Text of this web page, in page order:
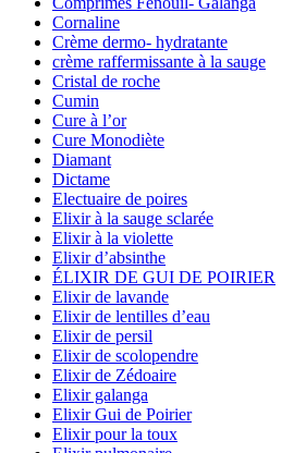
Cornaline
Crème dermo- hydratante
crème raffermissante à la sauge
Cristal de roche
Cumin
Cure à l’or
Cure Monodiète
Diamant
Dictame
Electuaire de poires
Elixir à la sauge sclarée
Elixir à la violette
Elixir d’absinthe
ÉLIXIR DE GUI DE POIRIER
Elixir de lavande
Elixir de lentilles d’eau
Elixir de persil
Elixir de scolopendre
Elixir de Zédoaire
Elixir galanga
Elixir Gui de Poirier
Elixir pour la toux